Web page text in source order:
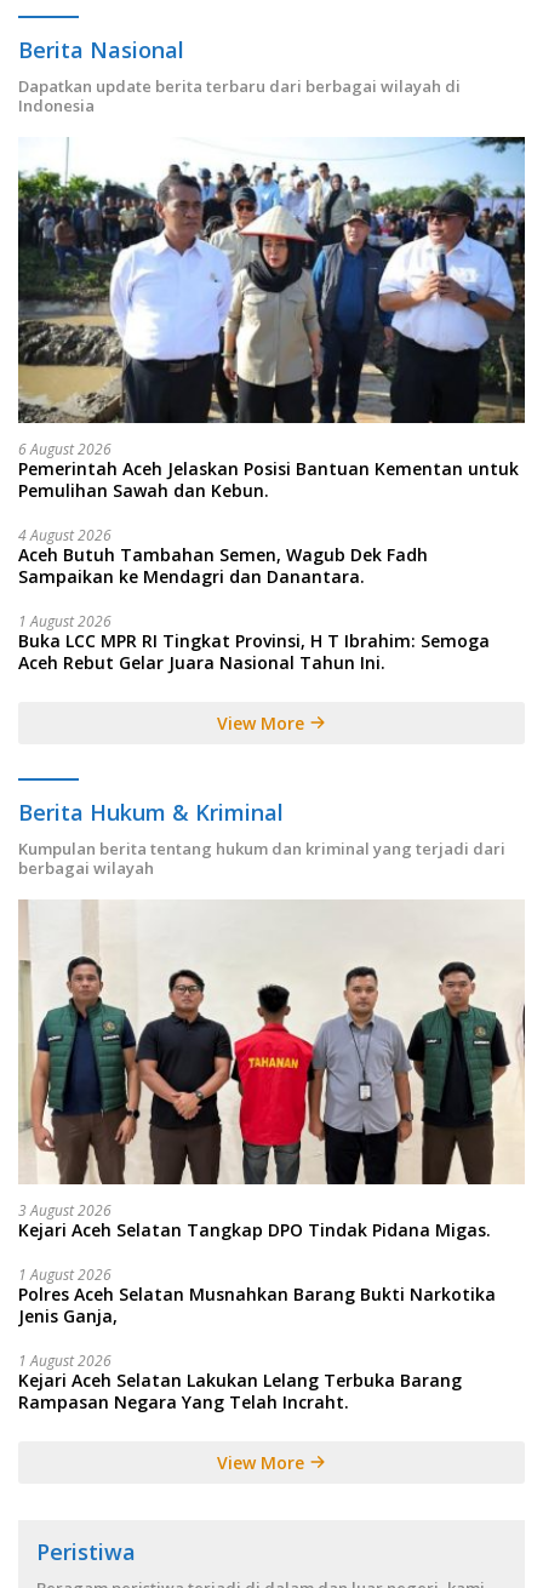
Berita Nasional
Dapatkan update berita terbaru dari berbagai wilayah di
Indonesia
6 August 2026
Pemerintah Aceh Jelaskan Posisi Bantuan Kementan untuk
Pemulihan Sawah dan Kebun.
4 August 2026
Aceh Butuh Tambahan Semen, Wagub Dek Fadh
Sampaikan ke Mendagri dan Danantara.
1 August 2026
Buka LCC MPR RI Tingkat Provinsi, H T Ibrahim: Semoga
Aceh Rebut Gelar Juara Nasional Tahun Ini.
View More
Berita Hukum & Kriminal
Kumpulan berita tentang hukum dan kriminal yang terjadi dari
berbagai wilayah
3 August 2026
Kejari Aceh Selatan Tangkap DPO Tindak Pidana Migas.
1 August 2026
Polres Aceh Selatan Musnahkan Barang Bukti Narkotika
Jenis Ganja,
1 August 2026
Kejari Aceh Selatan Lakukan Lelang Terbuka Barang
Rampasan Negara Yang Telah Incraht.
View More
Peristiwa